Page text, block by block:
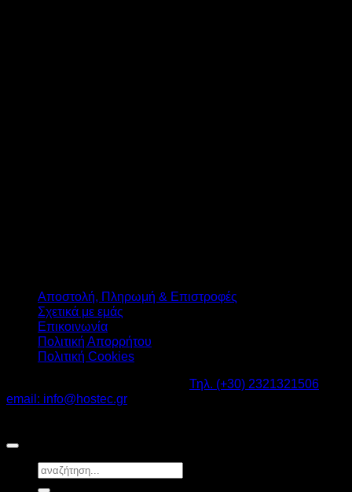
Αποστολή, Πληρωμή & Επιστροφές
Σχετικά με εμάς
Επικοινωνία
Πολιτική Απορρήτου
Πολιτική Cookies
Τηλ. (+30) 2321321506
email: info@hostec.gr
Αναζήτηση
για: